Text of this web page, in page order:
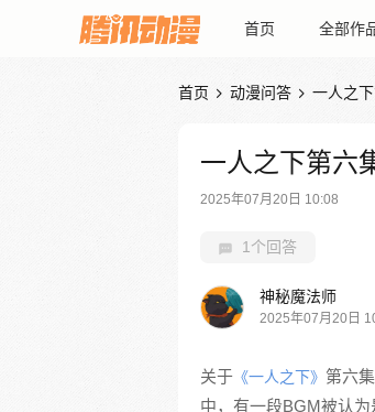
首页 全部作
首页  动漫问答  一人之
一人之下第六
2025年07月20日 10:08
1个回答
神秘魔法师
2025年07月20日
关于 《一人之下》 第六
中，有一段BGM被认为